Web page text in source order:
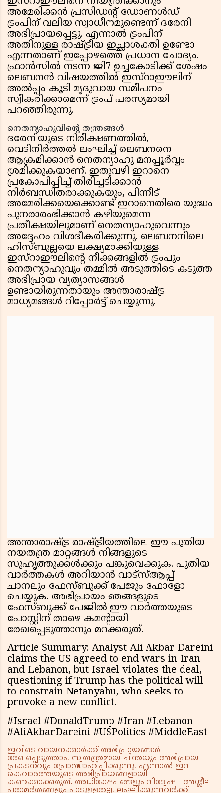
അമേരിക്കൻ പ്രസിഡൻ്റ് ഡോണൾഡ്
ട്രംപിന് വലിയ സ്വാധീനമുണ്ടെന്ന് ദരേനി
അഭിപ്രായപ്പെട്ടു. എന്നാൽ ട്രംപിന്
അതിനുള്ള രാഷ്ട്രീയ ഇച്ഛാശക്തി ഉണ്ടോ
എന്നതാണ് ഇപ്പോഴത്തെ പ്രധാന ചോദ്യം.
ഫ്രാൻസിൽ നടന്ന ജി7 ഉച്ചകോടിക്ക് ശേഷം
ലെബനൻ വിഷയത്തിൽ ഇസ്റാഈലിന്
അൽപ്പം കൂടി മൃദുവായ സമീപനം
സ്വീകരിക്കാമെന്ന് ട്രംപ് പരസ്യമായി
പറഞ്ഞിരുന്നു.
നെതന്യാഹുവിൻ്റെ തന്ത്രങ്ങൾ
ദരേനിയുടെ നിരീക്ഷണത്തിൽ,
വെടിനിർത്തൽ ലംഘിച്ച് ലെബനനെ
ആക്രമിക്കാൻ നെതന്യാഹു മനപ്പൂർവ്വം
ശ്രമിക്കുകയാണ്. ഇതുവഴി ഇറാനെ
പ്രകോപിപ്പിച്ച് തിരിച്ചടിക്കാൻ
നിർബന്ധിതരാക്കുകയും, പിന്നീട്
അമേരിക്കയെക്കൊണ്ട് ഇറാനെതിരെ യുദ്ധം
പുനരാരംഭിക്കാൻ കഴിയുമെന്ന
പ്രതീക്ഷയിലുമാണ് നെതന്യാഹുവെന്നും
അദ്ദേഹം വിശദീകരിക്കുന്നു. ലെബനനിലെ
ഹിസ്ബുല്ലയെ ലക്ഷ്യമാക്കിയുള്ള
ഇസ്റാഈലിൻ്റെ നീക്കങ്ങളിൽ ട്രംപും
നെതന്യാഹുവും തമ്മിൽ അടുത്തിടെ കടുത്ത
അഭിപ്രായ വ്യത്യാസങ്ങൾ
ഉണ്ടായിരുന്നതായും അന്താരാഷ്ട്ര
മാധ്യമങ്ങൾ റിപ്പോർട്ട് ചെയ്യുന്നു.
അന്താരാഷ്ട്ര രാഷ്ട്രീയത്തിലെ ഈ പുതിയ
നയതന്ത്ര മാറ്റങ്ങൾ നിങ്ങളുടെ
സുഹൃത്തുക്കൾക്കും പങ്കുവെക്കുക. പുതിയ
വാർത്തകൾ അറിയാൻ വാട്സ്ആപ്പ്
ചാനലും ഫേസ്ബുക്ക് പേജും ഫോളോ
ചെയ്യുക. അഭിപ്രായം ഞങ്ങളുടെ
ഫേസ്ബുക്ക് പേജിൽ ഈ വാർത്തയുടെ
പോസ്റ്റിന് താഴെ കമന്റായി
രേഖപ്പെടുത്താനും മറക്കരുത്.
Article Summary: Analyst Ali Akbar Dareini
claims the US agreed to end wars in Iran
and Lebanon, but Israel violates the deal,
questioning if Trump has the political will
to constrain Netanyahu, who seeks to
provoke a new conflict.
#Israel #DonaldTrump #Iran #Lebanon
#AliAkbarDareini #USPolitics #MiddleEast
ഇവിടെ വായനക്കാർക്ക് അഭിപ്രായങ്ങൾ
രേഖപ്പെടുത്താം. സ്വതന്ത്രമായ ചിന്തയും അഭിപ്രായ
പ്രകടനവും പ്രോത്സാഹിപ്പിക്കുന്നു. എന്നാൽ ഇവ
കെവാർത്തയുടെ അഭിപ്രായങ്ങളായി
കണക്കാക്കരുത്. അധിക്ഷേപങ്ങളും വിദ്വേഷ - അശ്ലീല
പരാമർശങ്ങളും പാടുള്ളതല്ല. ലംഘിക്കുന്നവർക്ക്